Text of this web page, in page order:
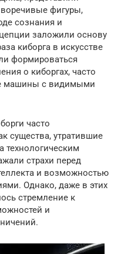
фигуры,
сознания и
заложили основу
киборга в искусстве
формироваться
о киборгах, часто
машины с видимыми
часто
существа, утратившие
технологическим
страхи перед
и возможностью
Однако, даже в этих
стремление к
и